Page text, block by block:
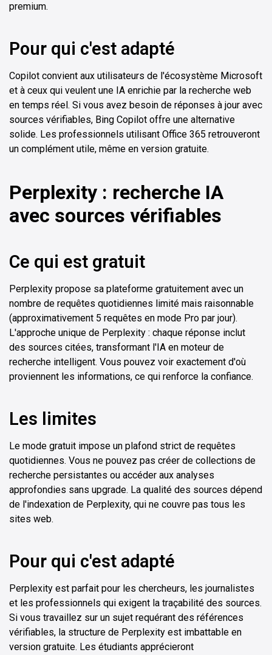
premium.
Pour qui c'est adapté
Copilot convient aux utilisateurs de l'écosystème Microsoft
et à ceux qui veulent une IA enrichie par la recherche web
en temps réel. Si vous avez besoin de réponses à jour avec
sources vérifiables, Bing Copilot offre une alternative
solide. Les professionnels utilisant Office 365 retrouveront
un complément utile, même en version gratuite.
Perplexity : recherche IA
avec sources vérifiables
Ce qui est gratuit
Perplexity propose sa plateforme gratuitement avec un
nombre de requêtes quotidiennes limité mais raisonnable
(approximativement 5 requêtes en mode Pro par jour).
L'approche unique de Perplexity : chaque réponse inclut
des sources citées, transformant l'IA en moteur de
recherche intelligent. Vous pouvez voir exactement d'où
proviennent les informations, ce qui renforce la confiance.
Les limites
Le mode gratuit impose un plafond strict de requêtes
quotidiennes. Vous ne pouvez pas créer de collections de
recherche persistantes ou accéder aux analyses
approfondies sans upgrade. La qualité des sources dépend
de l'indexation de Perplexity, qui ne couvre pas tous les
sites web.
Pour qui c'est adapté
Perplexity est parfait pour les chercheurs, les journalistes
et les professionnels qui exigent la traçabilité des sources.
Si vous travaillez sur un sujet requérant des références
vérifiables, la structure de Perplexity est imbattable en
version gratuite. Les étudiants apprécieront